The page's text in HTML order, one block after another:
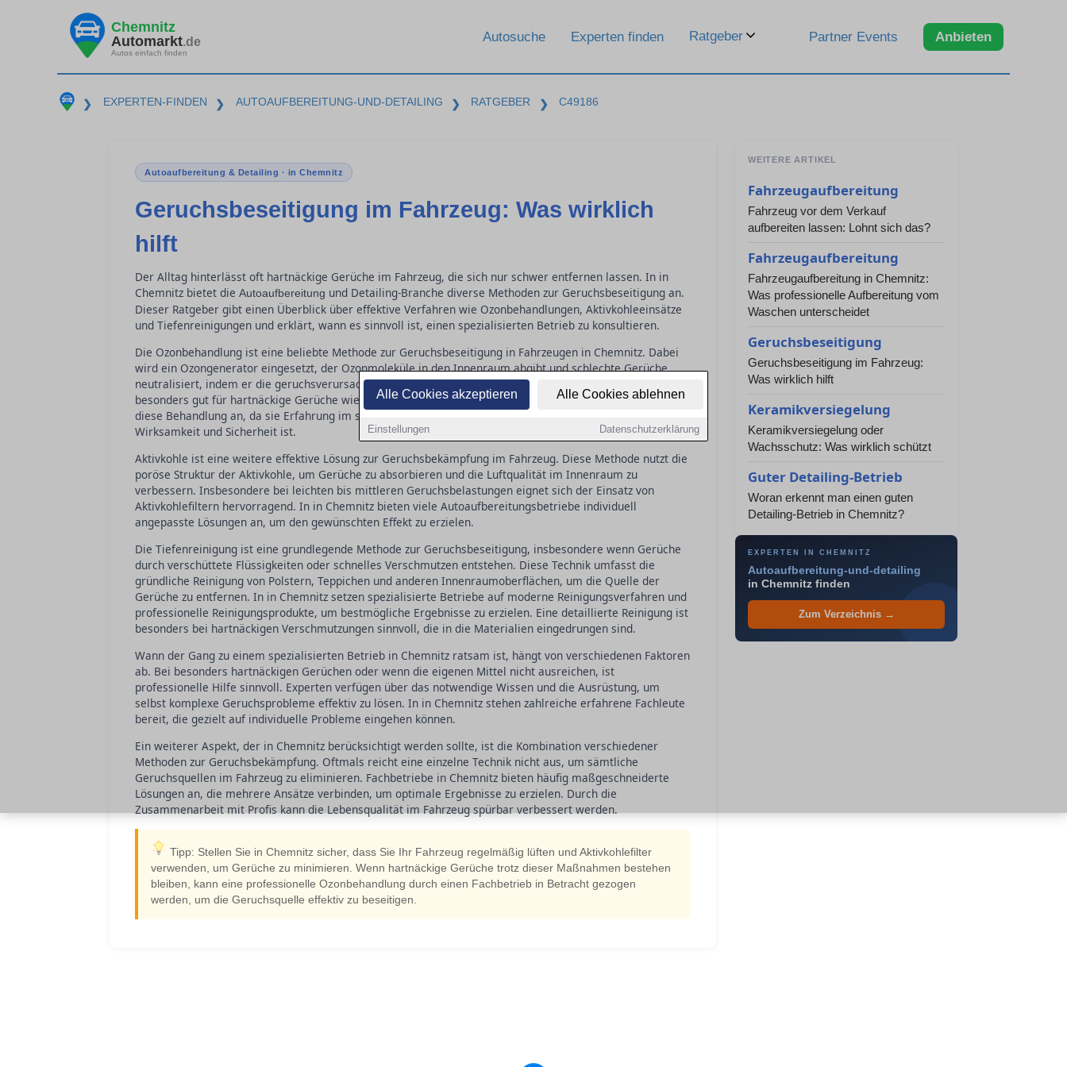
Alle Cookies akzeptieren Alle Cookies ablehnen
Einstellungen Datenschutzerklärung
Chemnitz
Automarkt.de
Autos einfach finden
Autosuche Experten finden Ratgeber Partner Events Anbieten
❯ EXPERTEN-FINDEN ❯ AUTOAUFBEREITUNG-UND-DETAILING ❯ RATGEBER ❯ C49186
Autoaufbereitung & Detailing · in Chemnitz
Geruchsbeseitigung im Fahrzeug: Was wirklich
hilft
Der Alltag hinterlässt oft hartnäckige Gerüche im Fahrzeug, die sich nur schwer entfernen lassen. In in
Chemnitz bietet die Autoaufbereitung und Detailing-Branche diverse Methoden zur Geruchsbeseitigung an.
Dieser Ratgeber gibt einen Überblick über effektive Verfahren wie Ozonbehandlungen, Aktivkohleeinsätze
und Tiefenreinigungen und erklärt, wann es sinnvoll ist, einen spezialisierten Betrieb zu konsultieren.
Die Ozonbehandlung ist eine beliebte Methode zur Geruchsbeseitigung in Fahrzeugen in Chemnitz. Dabei
wird ein Ozongenerator eingesetzt, der Ozonmoleküle in den Innenraum abgibt und schlechte Gerüche
neutralisiert, indem er die geruchsverursachenden Partikel aufspaltet. Diese Technik eignet sich
besonders gut für hartnäckige Gerüche wie Rauch oder Tiergerüche. Fachbetriebe in Chemnitz bieten oft
diese Behandlung an, da sie Erfahrung im sicheren Umgang mit Ozon haben, was wichtig für die
Wirksamkeit und Sicherheit ist.
Aktivkohle ist eine weitere effektive Lösung zur Geruchsbekämpfung im Fahrzeug. Diese Methode nutzt die
poröse Struktur der Aktivkohle, um Gerüche zu absorbieren und die Luftqualität im Innenraum zu
verbessern. Insbesondere bei leichten bis mittleren Geruchsbelastungen eignet sich der Einsatz von
Aktivkohlefiltern hervorragend. In in Chemnitz bieten viele Autoaufbereitungsbetriebe individuell
angepasste Lösungen an, um den gewünschten Effekt zu erzielen.
Die Tiefenreinigung ist eine grundlegende Methode zur Geruchsbeseitigung, insbesondere wenn Gerüche
durch verschüttete Flüssigkeiten oder schnelles Verschmutzen entstehen. Diese Technik umfasst die
gründliche Reinigung von Polstern, Teppichen und anderen Innenraumoberflächen, um die Quelle der
Gerüche zu entfernen. In in Chemnitz setzen spezialisierte Betriebe auf moderne Reinigungsverfahren und
professionelle Reinigungsprodukte, um bestmögliche Ergebnisse zu erzielen. Eine detaillierte Reinigung ist
besonders bei hartnäckigen Verschmutzungen sinnvoll, die in die Materialien eingedrungen sind.
Wann der Gang zu einem spezialisierten Betrieb in Chemnitz ratsam ist, hängt von verschiedenen Faktoren
ab. Bei besonders hartnäckigen Gerüchen oder wenn die eigenen Mittel nicht ausreichen, ist
professionelle Hilfe sinnvoll. Experten verfügen über das notwendige Wissen und die Ausrüstung, um
selbst komplexe Geruchsprobleme effektiv zu lösen. In in Chemnitz stehen zahlreiche erfahrene Fachleute
bereit, die gezielt auf individuelle Probleme eingehen können.
Ein weiterer Aspekt, der in Chemnitz berücksichtigt werden sollte, ist die Kombination verschiedener
Methoden zur Geruchsbekämpfung. Oftmals reicht eine einzelne Technik nicht aus, um sämtliche
Geruchsquellen im Fahrzeug zu eliminieren. Fachbetriebe in Chemnitz bieten häufig maßgeschneiderte
Lösungen an, die mehrere Ansätze verbinden, um optimale Ergebnisse zu erzielen. Durch die
Zusammenarbeit mit Profis kann die Lebensqualität im Fahrzeug spürbar verbessert werden.
Tipp: Stellen Sie in Chemnitz sicher, dass Sie Ihr Fahrzeug regelmäßig lüften und Aktivkohlefilter
verwenden, um Gerüche zu minimieren. Wenn hartnäckige Gerüche trotz dieser Maßnahmen bestehen
bleiben, kann eine professionelle Ozonbehandlung durch einen Fachbetrieb in Betracht gezogen
werden, um die Geruchsquelle effektiv zu beseitigen.
WEITERE ARTIKEL
Fahrzeugaufbereitung
Fahrzeug vor dem Verkauf
aufbereiten lassen: Lohnt sich das?
Fahrzeugaufbereitung
Fahrzeugaufbereitung in Chemnitz:
Was professionelle Aufbereitung vom
Waschen unterscheidet
Geruchsbeseitigung
Geruchsbeseitigung im Fahrzeug:
Was wirklich hilft
Keramikversiegelung
Keramikversiegelung oder
Wachsschutz: Was wirklich schützt
Guter Detailing-Betrieb
Woran erkennt man einen guten
Detailing-Betrieb in Chemnitz?
EXPERTEN IN CHEMNITZ
Autoaufbereitung-und-detailing
in Chemnitz finden
Zum Verzeichnis →